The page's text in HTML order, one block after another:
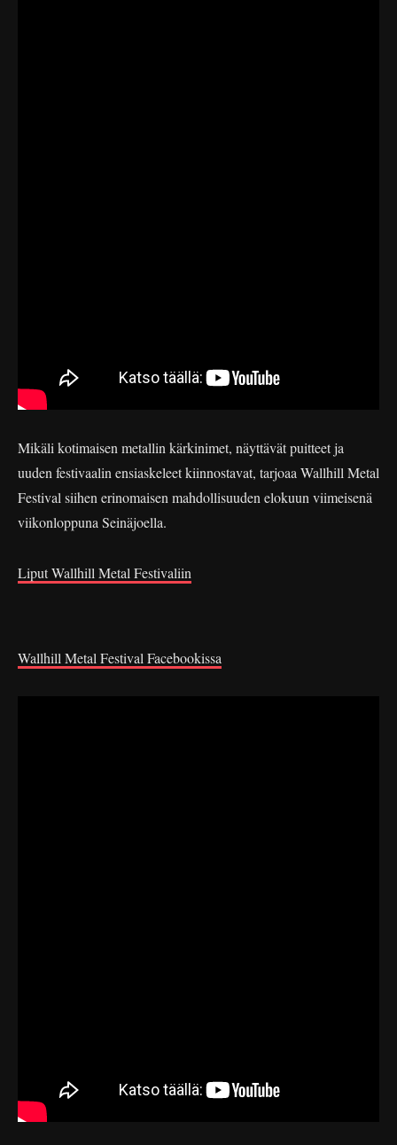
Mikäli kotimaisen metallin kärkinimet, näyttävät puitteet ja
uuden festivaalin ensiaskeleet kiinnostavat, tarjoaa Wallhill Metal
Festival siihen erinomaisen mahdollisuuden elokuun viimeisenä
viikonloppuna Seinäjoella.
Liput Wallhill Metal Festivaliin
Wallhill Metal Festival Facebookissa